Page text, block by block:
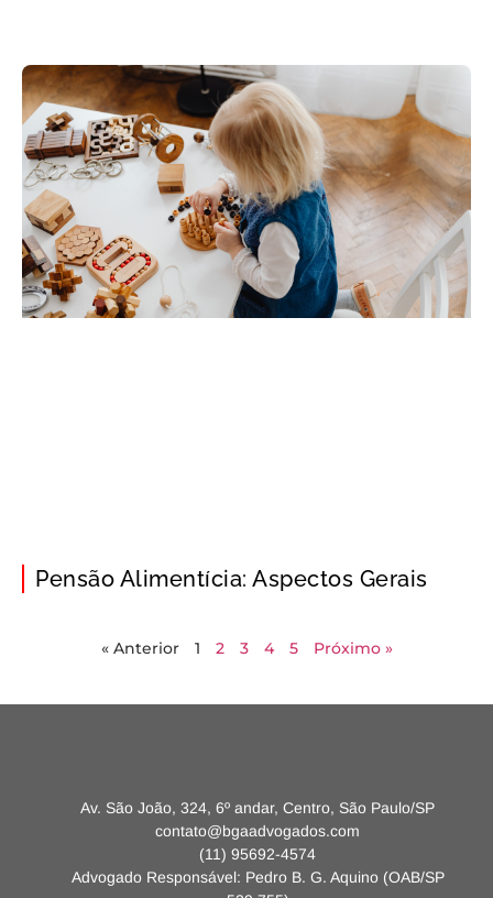
Pensão Alimentícia: Aspectos Gerais
« Anterior 1 2 3 4 5 Próximo »
Av. São João, 324, 6º andar, Centro, São Paulo/SP
contato@bgaadvogados.com
(11) 95692-4574
Advogado Responsável: Pedro B. G. Aquino (OAB/SP